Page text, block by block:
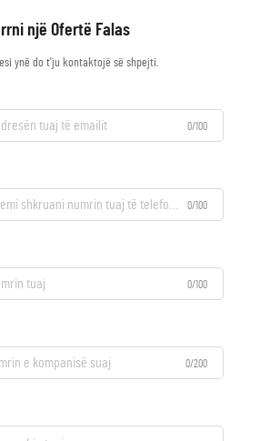
dhomën e jetës ose park
një Ofertë Falas
ynë do t'ju kontaktojë së shpejti.
0/100
0/100
0/100
0/200